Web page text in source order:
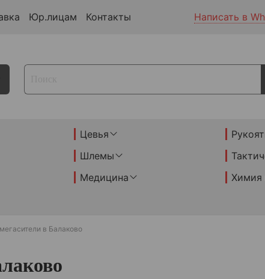
Юр.лицам Контакты Написать в
Цевья
Шлемы
Медицина Химия
в Балаково